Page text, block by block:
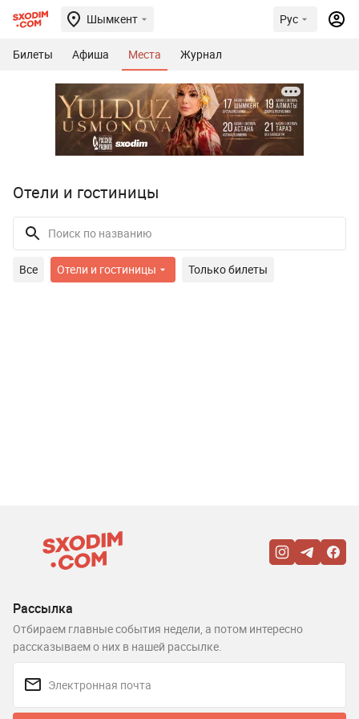
Шымкент Рус
Билеты Афиша Места Журнал
Отели и гостиницы
Все Отели и гостиницы Только билеты
Рассылка
Отбираем главные события недели, а потом интересно
рассказываем о них в нашей рассылке.